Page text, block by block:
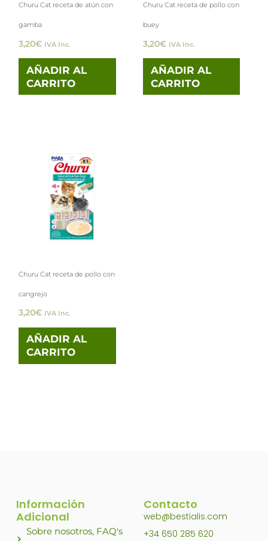
Churu Cat receta de atún con
gamba
3,20€ IVA Inc.
AÑADIR AL
CARRITO
Churu Cat receta de pollo con
buey
3,20€ IVA Inc.
AÑADIR AL
CARRITO
Churu Cat receta de pollo con
cangrejo
3,20€ IVA Inc.
AÑADIR AL
CARRITO
Información
Adicional
Sobre nosotros, FAQ's
Contacto
web@bestialis.com
+34 650 285 620